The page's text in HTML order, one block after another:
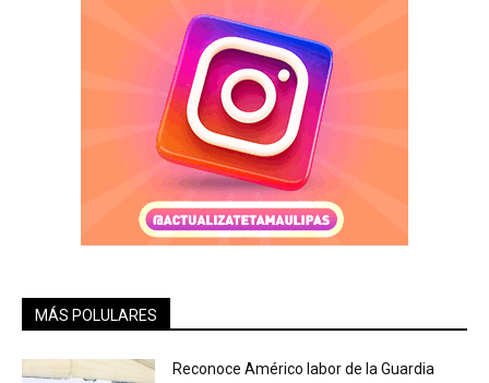
MÁS POLULARES
Reconoce Américo labor de la Guardia